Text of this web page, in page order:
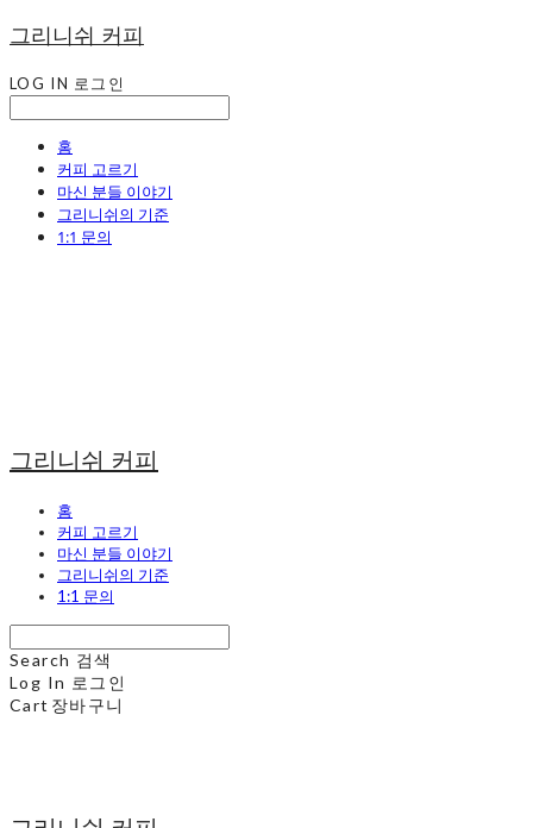
그리니쉬 커피
LOG IN 로그인
홈
커피 고르기
마신 분들 이야기
그리니쉬의 기준
1:1 문의
그리니쉬 커피
홈
커피 고르기
마신 분들 이야기
그리니쉬의 기준
1:1 문의
Search 검색
Log In 로그인
Cart 장바구니